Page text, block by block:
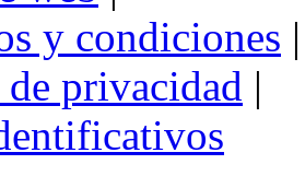
y condiciones |
privacidad |